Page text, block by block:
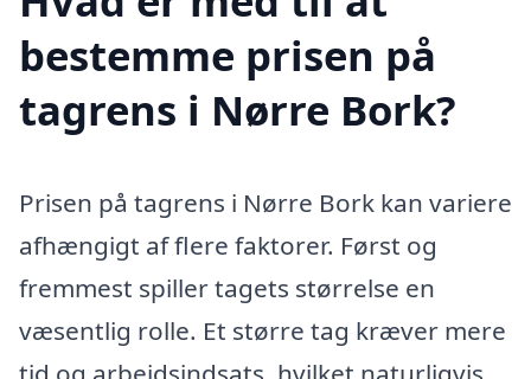
bestemme prisen på
tagrens i Nørre Bork?
Prisen på tagrens i Nørre Bork kan variere
afhængigt af flere faktorer. Først og
fremmest spiller tagets størrelse en
væsentlig rolle. Et større tag kræver mere